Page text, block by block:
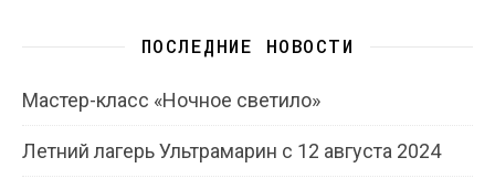
ПОСЛЕДНИЕ НОВОСТИ
Мастер-класс «Ночное светило»
Летний лагерь Ультрамарин с 12 августа 2024